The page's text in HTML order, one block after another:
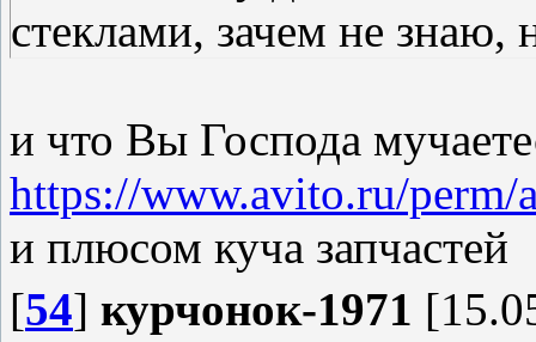
стеклами, зачем не знаю,
и что Вы Господа
https://www.avito.ru/
и плюсом куча запчастей
[54] курчонок-1971